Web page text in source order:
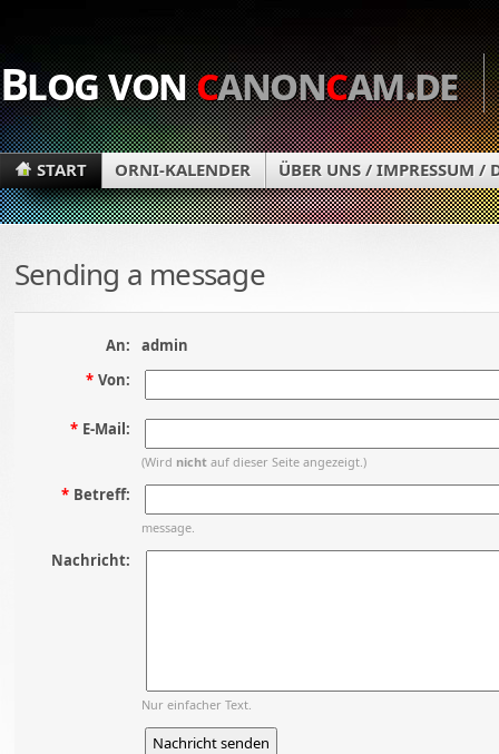
Blog voncanoncam.de
START ORNI-KALENDER ÜBER UNS / IMPRESSUM /
Sending a message
An:
admin
* Von:
* E-Mail:
(Wird nicht auf dieser Seite angezeigt.)
* Betreff:
message.
Nachricht:
Nur einfacher Text.